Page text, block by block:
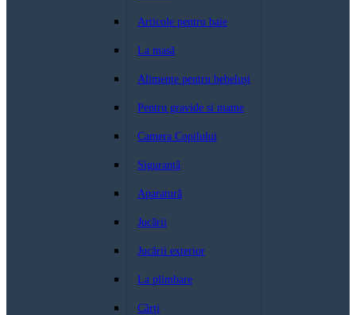
Articole pentru baie
La masă
Alimente pentru bebeluși
Pentru gravide si mame
Camera Copilului
Siguranță
Aparatură
Jucării
Jucării exterior
La plimbare
Cărți